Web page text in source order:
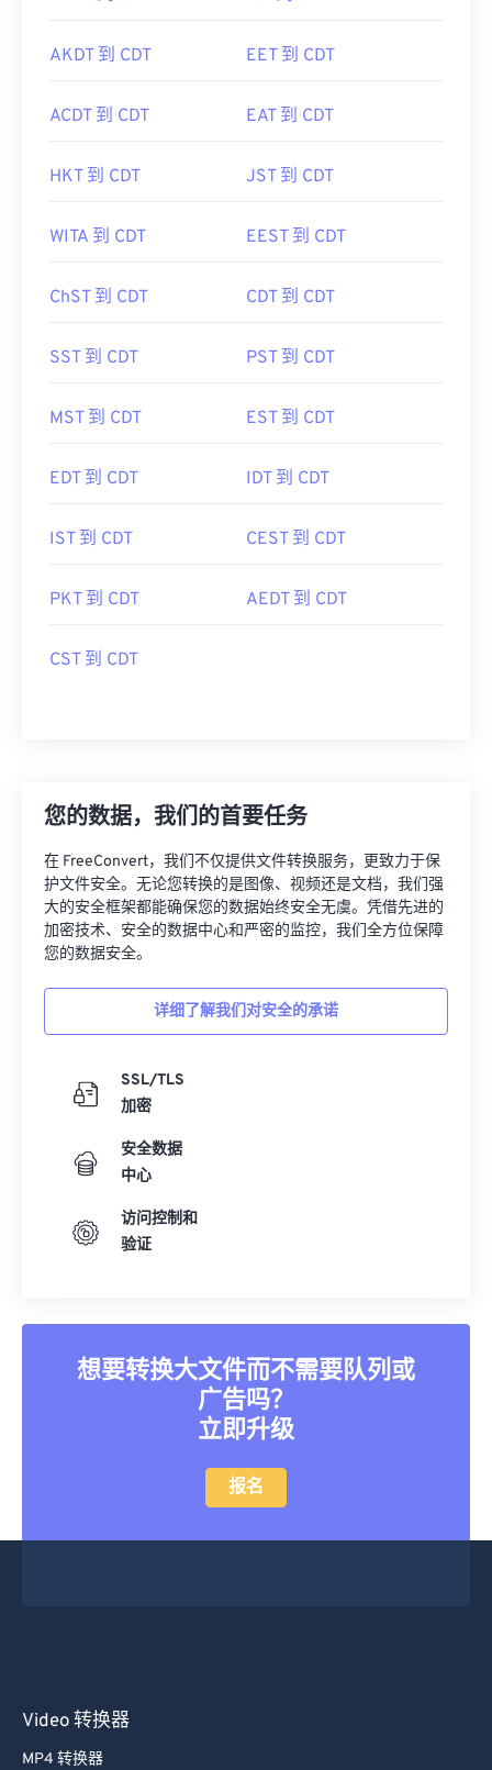
AKDT 到 CDT EET 到 CDT
ACDT 到 CDT EAT 到 CDT
HKT 到 CDT JST 到 CDT
WITA 到 CDT EEST 到 CDT
ChST 到 CDT CDT 到 CDT
SST 到 CDT PST 到 CDT
MST 到 CDT EST 到 CDT
EDT 到 CDT IDT 到 CDT
IST 到 CDT CEST 到 CDT
PKT 到 CDT AEDT 到 CDT
CST 到 CDT
您的数据，我们的首要任务
在 FreeConvert，我们不仅提供文件转换服务，更致力于保
护文件安全。无论您转换的是图像、视频还是文档，我们强
大的安全框架都能确保您的数据始终安全无虞。凭借先进的
加密技术、安全的数据中心和严密的监控，我们全方位保障
您的数据安全。
详细了解我们对安全的承诺
SSL/TLS
加密
安全数据
中心
访问控制和
验证
想要转换大文件而不需要队列或
广告吗？
立即升级
报名
Video 转换器
MP4 转换器